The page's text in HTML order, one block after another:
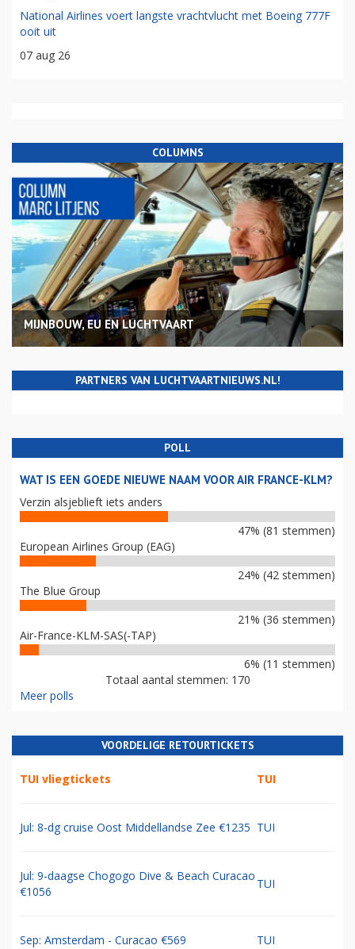
National Airlines voert langste vrachtvlucht met Boeing 777F
ooit uit
07 aug 26
COLUMNS
MIJNBOUW, EU EN LUCHTVAART
PARTNERS VAN LUCHTVAARTNIEUWS.NL!
POLL
WAT IS EEN GOEDE NIEUWE NAAM VOOR AIR FRANCE-KLM?
Verzin alsjeblieft iets anders
47% (81 stemmen)
European Airlines Group (EAG)
24% (42 stemmen)
The Blue Group
21% (36 stemmen)
Air-France-KLM-SAS(-TAP)
6% (11 stemmen)
Totaal aantal stemmen: 170
Meer polls
VOORDELIGE RETOURTICKETS
TUI vliegtickets TUI
Jul: 8-dg cruise Oost Middellandse Zee €1235 TUI
Jul: 9-daagse Chogogo Dive & Beach Curacao
€1056
TUI
Sep: Amsterdam - Curacao €569 TUI